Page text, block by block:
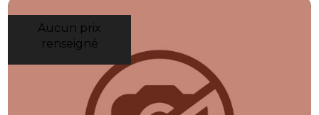
Aucun prix
renseigné